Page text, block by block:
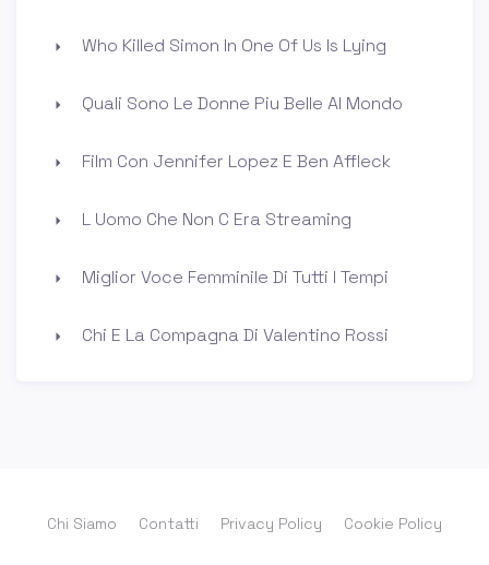
Who Killed Simon In One Of Us Is Lying
Quali Sono Le Donne Piu Belle Al Mondo
Film Con Jennifer Lopez E Ben Affleck
L Uomo Che Non C Era Streaming
Miglior Voce Femminile Di Tutti I Tempi
Chi E La Compagna Di Valentino Rossi
Chi Siamo Contatti Privacy Policy Cookie Policy